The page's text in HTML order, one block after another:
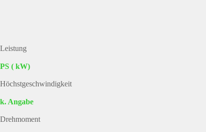
Leistung
PS ( kW)
Höchstgeschwindigkeit
k. Angabe
Drehmoment